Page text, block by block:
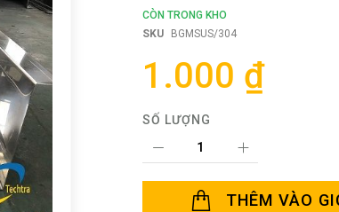
CÒN TRONG KHO
SKU
BGMSUS/304
1.000 ₫
SỐ LƯỢNG
THÊM VÀO